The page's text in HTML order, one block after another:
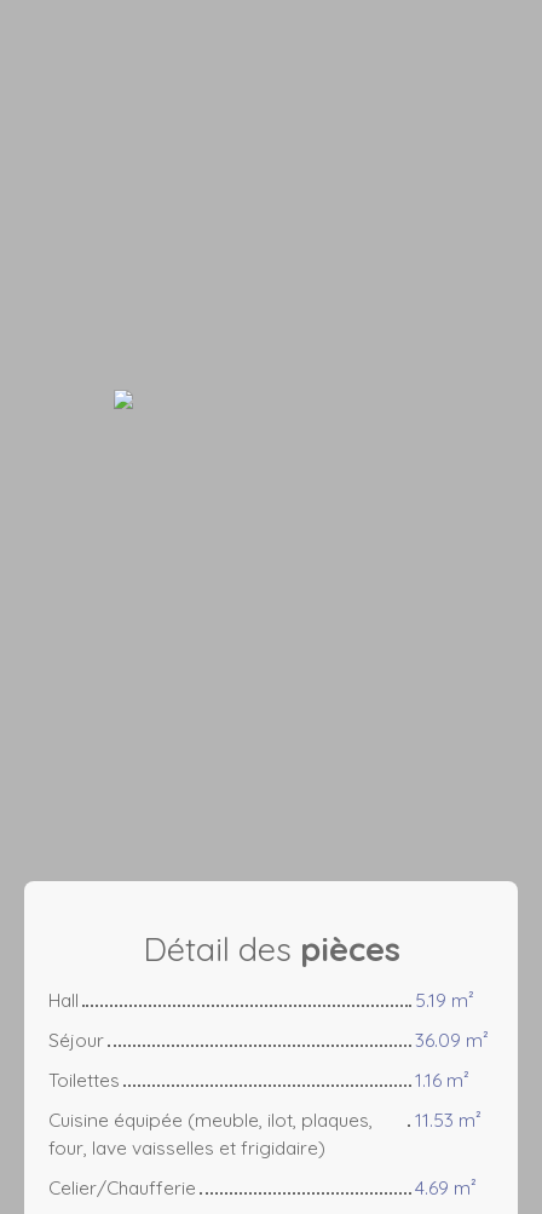
Détail des pièces
Hall
5.19 m²
Séjour
36.09 m²
Toilettes
1.16 m²
Cuisine équipée (meuble, ilot, plaques,
four, lave vaisselles et frigidaire)
11.53 m²
Celier/Chaufferie
4.69 m²